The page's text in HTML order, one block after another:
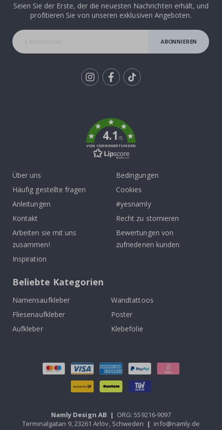
Seien Sie der Erste, der die neuesten Nachrichten erhält, und
profitieren Sie von unseren exklusiven Angeboten.
ABONNIEREN
4.1/5
VON 1029 BEWERTUNGEN
Über uns
Häufig gestellte fragen
Anleitungen
Kontakt
Arbeiten sie mit uns
zusammen!
Inspiration
Bedingungen
Cookies
#yesnamly
Recht zu stornieren
Bewertungen von
zufriedenen kunden
Beliebte Kategorien
Namensaufkleber
Wandtattoos
Fliesenaufkleber
Poster
Aufkleber
Klebefolie
Namly Design AB | ORG: 559216-9097
Terminalgatan 9, 23261 Arlöv, Schweden | info@namly.de